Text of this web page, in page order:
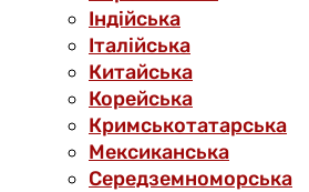
Індійська
Італійська
Китайська
Корейська
Кримськотатарська
Мексиканська
Середземноморська